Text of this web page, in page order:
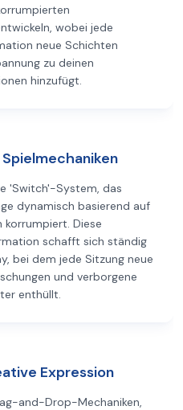
wobei jede
neue Schichten
zu deinen
hinzufügt.
'Switch'-System, das
dynamisch basierend auf
korrumpiert. Diese
schafft sich ständig
bei dem jede Sitzung neue
und verborgene
enthüllt.
Expression
and-Drop-Mechaniken,